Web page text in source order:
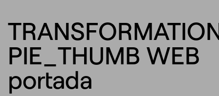
PIE_THUMB WEB
portada